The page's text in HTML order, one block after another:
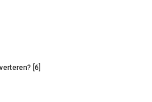
[6]